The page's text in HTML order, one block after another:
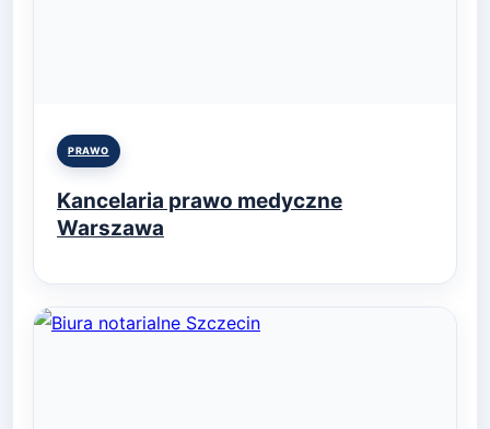
Posted
PRAWO
Kancelaria prawo medyczne
Warszawa